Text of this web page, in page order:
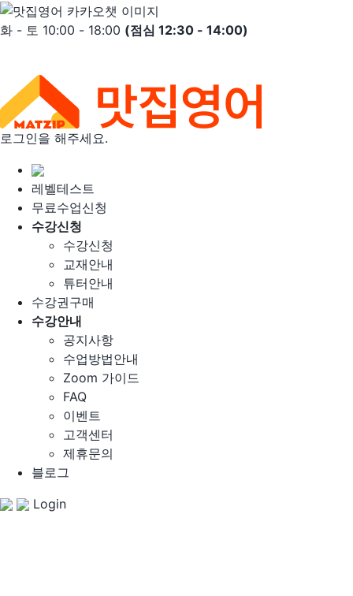
Skip
to
화 - 토 10:00 - 18:00 (점심 12:30 - 14:00)
로그인을 해주세요.
레벨테스트
무료수업신청
수강신청
수강신청
교재안내
튜터안내
수강권구매
수강안내
공지사항
수업방법안내
Zoom 가이드
FAQ
이벤트
고객센터
제휴문의
블로그
Login